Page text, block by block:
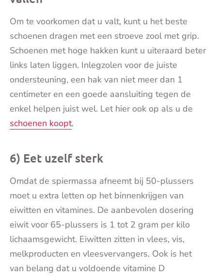
Om te voorkomen dat u valt, kunt u het beste
schoenen dragen met een stroeve zool met grip.
Schoenen met hoge hakken kunt u uiteraard beter
links laten liggen. Inlegzolen voor de juiste
ondersteuning, een hak van niet meer dan 1
centimeter en een goede aansluiting tegen de
enkel helpen juist wel. Let hier ook op als u de
schoenen koopt.
6) Eet uzelf sterk
Omdat de spiermassa afneemt bij 50-plussers
moet u extra letten op het binnenkrijgen van
eiwitten en vitamines. De aanbevolen dosering
eiwit voor 65-plussers is 1 tot 2 gram per kilo
lichaamsgewicht. Eiwitten zitten in vlees, vis,
melkproducten en vleesvervangers. Ook is het
van belang dat u voldoende vitamine D